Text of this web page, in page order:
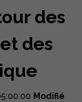
des
des
Modifié